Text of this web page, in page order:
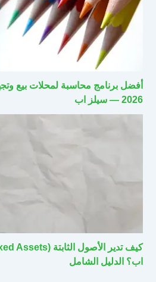
أفضل برنامج محاسبة لمحلات بيع
2026 — سيلز اب
اب؟ الدليل الشامل